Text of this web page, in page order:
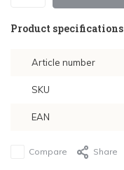
Product specifications
Article number
SKU
EAN
Compare Share